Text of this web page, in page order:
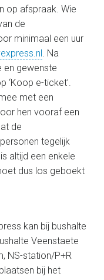
op afspraak. Wie
de
minimaal een uur
. Na
en gewenste
‘Koop e-ticket’.
met een
hen vooraf een
de
tegelijk
altijd een enkele
dus los geboekt
kan bij bushalte
Veenstaete
NS-station/P+R
bij het